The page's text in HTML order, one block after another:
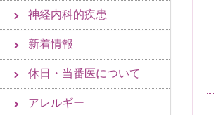
神経内科的疾患
新着情報
休日・当番医について
アレルギー